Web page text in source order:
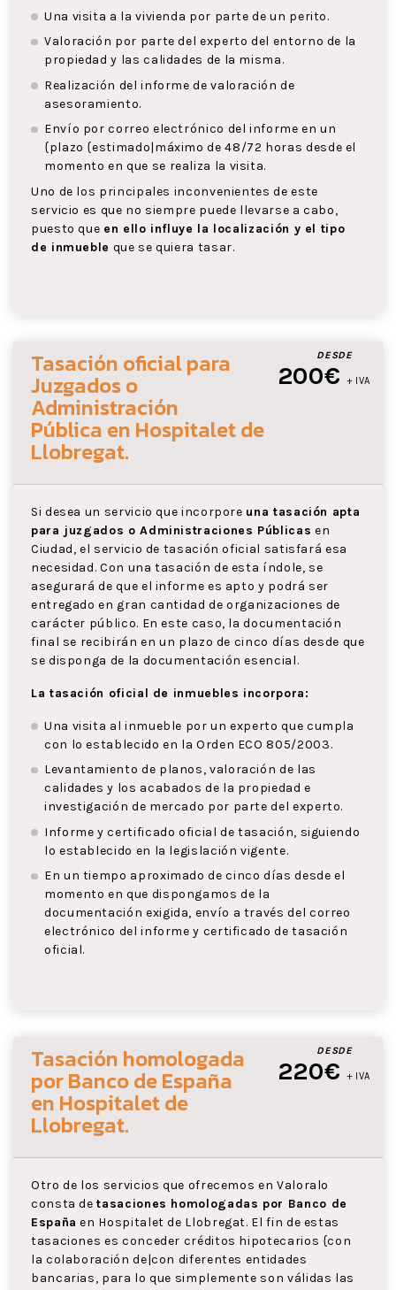
Una visita a la vivienda por parte de un perito.
Valoración por parte del experto del entorno de la
propiedad y las calidades de la misma.
Realización del informe de valoración de
asesoramiento.
Envío por correo electrónico del informe en un
{plazo {estimado|máximo de 48/72 horas desde el
momento en que se realiza la visita.
Uno de los principales inconvenientes de este
servicio es que no siempre puede llevarse a cabo,
puesto que en ello influye la localización y el tipo
de inmueble que se quiera tasar.
DESDE
200€ + IVA
Tasación oficial para
Juzgados o
Administración
Pública en Hospitalet de
Llobregat.
Si desea un servicio que incorpore una tasación apta
para juzgados o Administraciones Públicas en
Ciudad, el servicio de tasación oficial satisfará esa
necesidad. Con una tasación de esta índole, se
asegurará de que el informe es apto y podrá ser
entregado en gran cantidad de organizaciones de
carácter público. En este caso, la documentación
final se recibirán en un plazo de cinco días desde que
se disponga de la documentación esencial.
La tasación oficial de inmuebles incorpora:
Una visita al inmueble por un experto que cumpla
con lo establecido en la Orden ECO 805/2003.
Levantamiento de planos, valoración de las
calidades y los acabados de la propiedad e
investigación de mercado por parte del experto.
Informe y certificado oficial de tasación, siguiendo
lo establecido en la legislación vigente.
En un tiempo aproximado de cinco días desde el
momento en que dispongamos de la
documentación exigida, envío a través del correo
electrónico del informe y certificado de tasación
oficial.
DESDE
220€ + IVA
Tasación homologada
por Banco de España
en Hospitalet de
Llobregat.
Otro de los servicios que ofrecemos en Valoralo
consta detasaciones homologadas por Banco de
España en Hospitalet de Llobregat. El fin de estas
tasaciones es conceder créditos hipotecarios {con
la colaboración de|con diferentes entidades
bancarias, para lo que simplemente son válidas las